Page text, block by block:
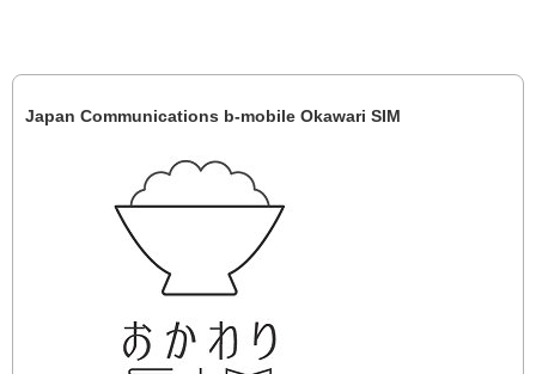
Japan Communications b-mobile Okawari SIM